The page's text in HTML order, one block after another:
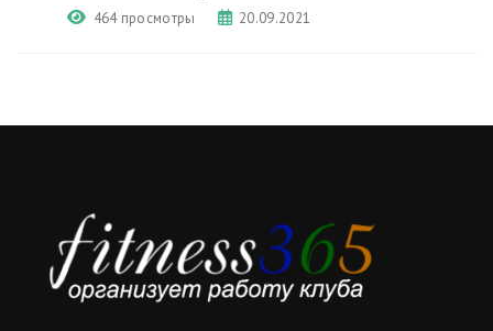
464 просмотры 20.09.2021